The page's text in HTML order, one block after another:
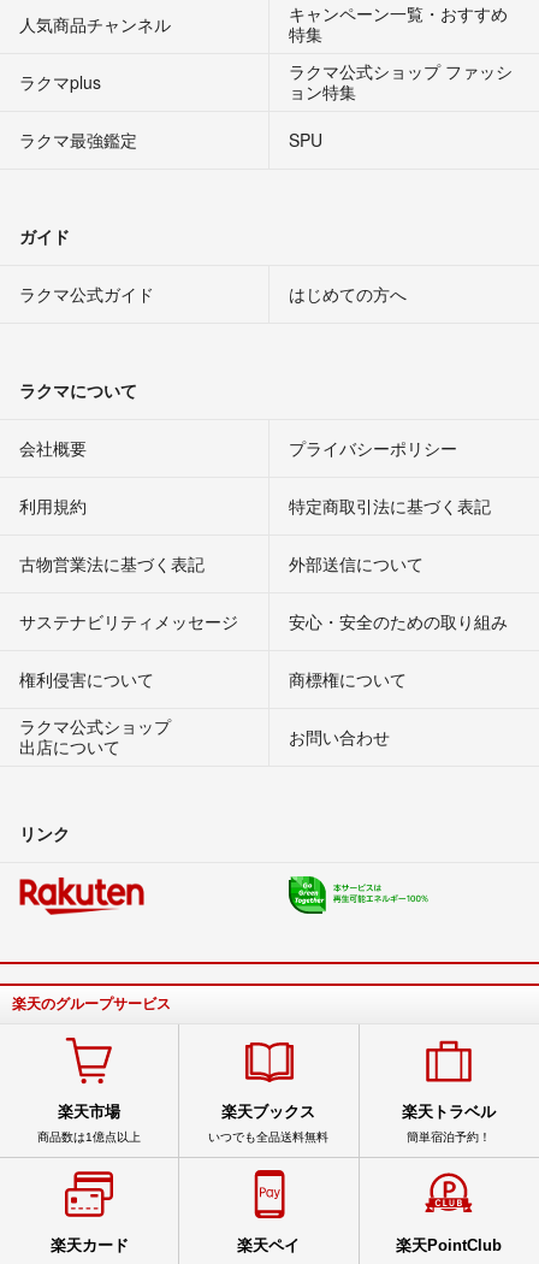
人気商品チャンネル
キャンペーン一覧・おすすめ
特集
ラクマplus
ラクマ公式ショップ ファッシ
ョン特集
ラクマ最強鑑定
SPU
ガイド
ラクマ公式ガイド はじめての方へ
ラクマについて
会社概要 プライバシーポリシー
利用規約 特定商取引法に基づく表記
古物営業法に基づく表記 外部送信について
サステナビリティメッセージ 安心・安全のための取り組み
権利侵害について
商標権について
ラクマ公式ショップ
出店について
お問い合わせ
リンク
楽天のグループサービス
楽天市場
商品数は1億点以上
楽天ブックス
いつでも全品送料無料
楽天トラベル
簡単宿泊予約！
楽天カード 楽天ペイ 楽天PointClub